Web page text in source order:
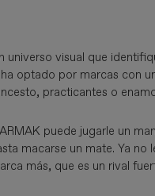
universo visual que
optado por marcas con
practicantes o
puede jugarle un
macarse un mate. Ya
más, que es un rival